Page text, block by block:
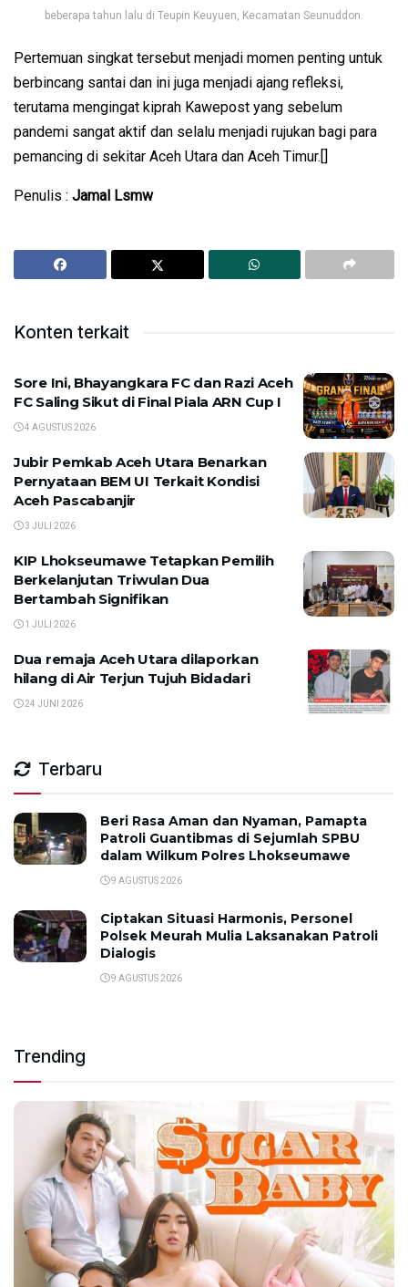
beberapa tahun lalu di Teupin Keuyuen, Kecamatan Seunuddon.
Pertemuan singkat tersebut menjadi momen penting untuk
berbincang santai dan ini juga menjadi ajang refleksi,
terutama mengingat kiprah Kawepost yang sebelum
pandemi sangat aktif dan selalu menjadi rujukan bagi para
pemancing di sekitar Aceh Utara dan Aceh Timur.[]
Penulis : Jamal Lsmw
Konten terkait
Sore Ini, Bhayangkara FC dan Razi Aceh
FC Saling Sikut di Final Piala ARN Cup I
4 AGUSTUS 2026
Jubir Pemkab Aceh Utara Benarkan
Pernyataan BEM UI Terkait Kondisi
Aceh Pascabanjir
3 JULI 2026
KIP Lhokseumawe Tetapkan Pemilih
Berkelanjutan Triwulan Dua
Bertambah Signifikan
1 JULI 2026
Dua remaja Aceh Utara dilaporkan
hilang di Air Terjun Tujuh Bidadari
24 JUNI 2026
Terbaru
Beri Rasa Aman dan Nyaman, Pamapta
Patroli Guantibmas di Sejumlah SPBU
dalam Wilkum Polres Lhokseumawe
9 AGUSTUS 2026
Ciptakan Situasi Harmonis, Personel
Polsek Meurah Mulia Laksanakan Patroli
Dialogis
9 AGUSTUS 2026
Trending